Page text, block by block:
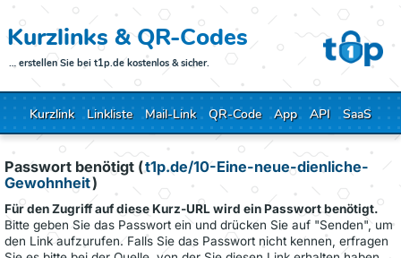
Kurzlinks & QR-Codes
… erstellen Sie bei t1p.de kostenlos & sicher.
Kurzlink Linkliste Mail-Link QR-Code App API SaaS
Passwort benötigt (t1p.de/10-Eine-neue-dienliche-
Gewohnheit)
Für den Zugriff auf diese Kurz-URL wird ein Passwort benötigt.
Bitte geben Sie das Passwort ein und drücken Sie auf "Senden", um
den Link aufzurufen. Falls Sie das Passwort nicht kennen, erfragen